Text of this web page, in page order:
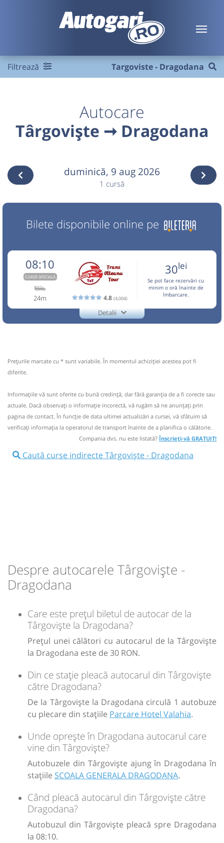
Filtrează Targoviste - Dragodana
Autocare
Târgoviște ➞ Dragodana
duminică, 9 aug 2026
1 cursă
Bilete disponibile online pe
08:10
CURSĂ SPECIALĂ
24m 4.8 (4,004)
30lei
Se pot face rezervări cu
minim o oră înainte de
îmbarcare.
Detalii
Trans Olteanu Tour
Nu a circulat?Semnalați aici un comentariu )
Pune poze din călătoria ta ⤣
Târgoviște Parcare Hotel Valahia
Minivan: Brasov Târgoviște Craiova
30lei
Sursa:Trans Olteanu Tour SRL| Ultima actualizare:07/2026
Prețurile marcate cu * sunt variabile. În momentul achiziției acestea pot fi
diferite.
Informaţiile vă sunt oferite cu bună credinţă, dar fără garanţia de a fi corecte sau
actuale. Dacă observați o informaţie incorectă, vă rugăm să ne anunțați prin
pagina de contact. În funcție de data ultimei actualizări a cursei, vă sfătuim să
verificaţi informaţia la operatorul de transport înainte de a planifica o călătorie.
Compania dvs. nu este listată?Înscrieți-vă GRATUIT!
Caută curse indirecte Târgoviște - Dragodana
Despre autocarele Târgoviște -
Dragodana
Care este prețul biletul de autocar de la
Târgoviște la Dragodana?
Prețul unei călători cu autocarul de la Târgoviște
la Dragodana este de 30 RON.
Din ce stație pleacă autocarul din Târgoviște
către Dragodana?
De la Târgoviște la Dragodana circulă 1 autobuze
cu plecare din stațiile Parcare Hotel Valahia.
Unde oprește în Dragodana autocarul care
vine din Târgoviște?
Autobuzele din Târgoviște ajung în Dragodana în
stațiile SCOALA GENERALA DRAGODANA.
Când pleacă autocarul din Târgoviște către
Dragodana?
Autobuzul din Târgoviște pleacă spre Dragodana
la 08:10.